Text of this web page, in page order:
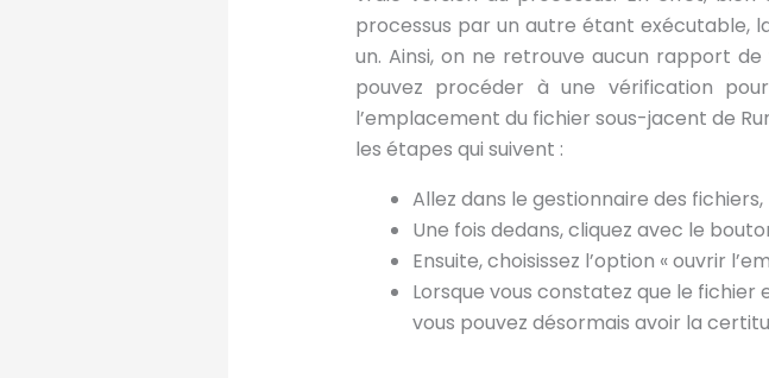
processus par un autre étant exécutable,
un. Ainsi, on ne retrouve aucun rapport
pouvez procéder à une vérification
l’emplacement du fichier sous-jacent de
les étapes qui suivent :
Allez dans le gestionnaire des fichiers,
Une fois dedans, cliquez avec le
Ensuite, choisissez l’option « ouvrir
Lorsque vous constatez que le
vous pouvez désormais avoir la